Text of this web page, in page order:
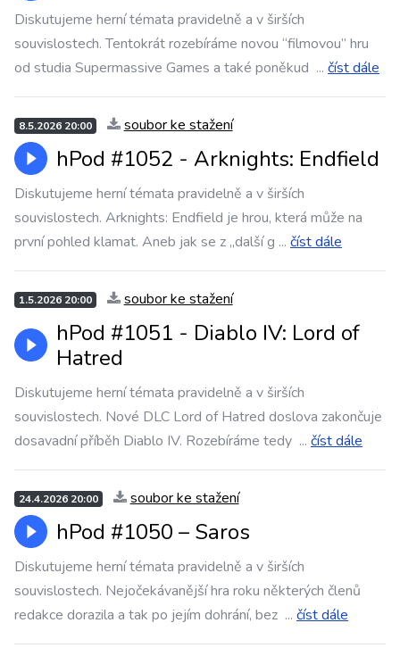
Diskutujeme herní témata pravidelně a v širších
souvislostech. Tentokrát rozebíráme novou “filmovou” hru
od studia Supermassive Games a také poněkud ... číst dále
8.5.2026 20:00 soubor ke stažení
hPod #1052 - Arknights: Endfield
Diskutujeme herní témata pravidelně a v širších
souvislostech. Arknights: Endfield je hrou, která může na
první pohled klamat. Aneb jak se z „další g ... číst dále
1.5.2026 20:00 soubor ke stažení
hPod #1051 - Diablo IV: Lord of
Hatred
Diskutujeme herní témata pravidelně a v širších
souvislostech. Nové DLC Lord of Hatred doslova zakončuje
dosavadní příběh Diablo IV. Rozebíráme tedy ... číst dále
24.4.2026 20:00 soubor ke stažení
hPod #1050 – Saros
Diskutujeme herní témata pravidelně a v širších
souvislostech. Nejočekávanější hra roku některých členů
redakce dorazila a tak po jejím dohrání, bez ... číst dále